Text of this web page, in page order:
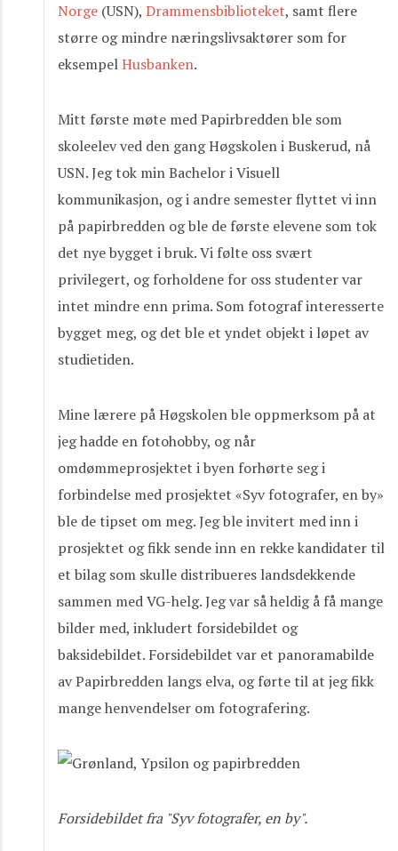
Norge (USN), Drammensbiblioteket, samt flere
større og mindre næringslivsaktører som for
eksempelHusbanken.
Mitt første møte med Papirbredden ble som
skoleelev ved den gang Høgskolen i Buskerud, nå
USN. Jeg tok min Bachelor i Visuell
kommunikasjon, og i andre semester flyttet vi inn
på papirbredden og ble de første elevene som tok
det nye bygget i bruk. Vi følte oss svært
privilegert, og forholdene for oss studenter var
intet mindre enn prima. Som fotograf interesserte
bygget meg, og det ble et yndet objekt i løpet av
studietiden.
Mine lærere på Høgskolen ble oppmerksom på at
jeg hadde en fotohobby, og når
omdømmeprosjektet i byen forhørte seg i
forbindelse med prosjektet «Syv fotografer, en by»
ble de tipset om meg. Jeg ble invitert med inn i
prosjektet og fikk sende inn en rekke kandidater til
et bilag som skulle distribueres landsdekkende
sammen med VG-helg. Jeg var så heldig å få mange
bilder med, inkludert forsidebildet og
baksidebildet. Forsidebildet var et panoramabilde
av Papirbredden langs elva, og førte til at jeg fikk
mange henvendelser om fotografering.
Forsidebildet fra "Syv fotografer, en by".